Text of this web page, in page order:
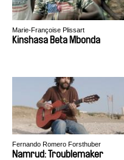
Marie-Françoise Plissart
Kinshasa Beta Mbonda
Fernando Romero Forsthuber
Namrud: Troublemaker